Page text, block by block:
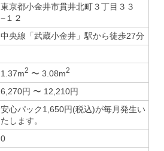
東京都小金井市貫井北町３丁目３３
−１２
中央線「武蔵小金井」駅から徒歩27分
1.37m2 〜 3.08m2
6,270円 〜 12,210円
安心パック1,650円(税込)が毎月発生い
たします。
0